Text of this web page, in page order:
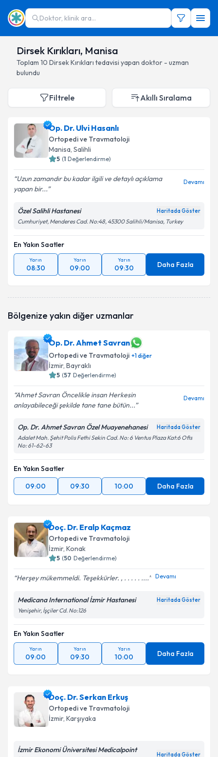
Doktor, klinik ara...
Dirsek Kırıkları, Manisa
Toplam 10 Dirsek Kırıkları tedavisi yapan doktor - uzman
bulundu
Filtrele Akıllı Sıralama
Op. Dr. Ulvi Hasanlı
Ortopedi ve Travmatoloji
Manisa, Salihli
5 (1 Değerlendirme)
Uzun zamandır bu kadar ilgili ve detaylı açıklama
yapan bir...
Devamı
Özel Salihli Hastanesi Haritada Göster
Cumhuriyet, Menderes Cad. No:48, 45300 Salihli/Manisa, Turkey
En Yakın Saatler
Yarın
08:30
Yarın
09:00
Yarın
09:30 Daha Fazla
Bölgenize yakın diğer uzmanlar
Op. Dr. Ahmet Savran
Ortopedi ve Travmatoloji +1diğer
İzmir, Bayraklı
5 (57 Değerlendirme)
Ahmet Savran Öncelikle insan Herkesin
anlayabileceği şekilde tane tane bütün...
Devamı
Op. Dr. Ahmet Savran Özel Muayenehanesi Haritada Göster
Adalet Mah. Şehit Polis Fethi Sekin Cad. No: 6 Ventus Plaza Kat:6 Ofis
No: 61-62-63
En Yakın Saatler
09:00
09:30 10:00 Daha Fazla
Doç. Dr. Eralp Kaçmaz
Ortopedi ve Travmatoloji
İzmir, Konak
5 (50 Değerlendirme)
Herşey mükemmeldi. Teşekkürler. , . . . . . .... Devamı
Medicana International İzmir Hastanesi Haritada Göster
Yenişehir, İşçiler Cd. No:126
En Yakın Saatler
Yarın
09:00
Yarın
09:30
Yarın
10:00 Daha Fazla
Doç. Dr. Serkan Erkuş
Ortopedi ve Travmatoloji
İzmir, Karşıyaka
İzmir Ekonomi Üniversitesi Medicalpoint
Haritada Göster